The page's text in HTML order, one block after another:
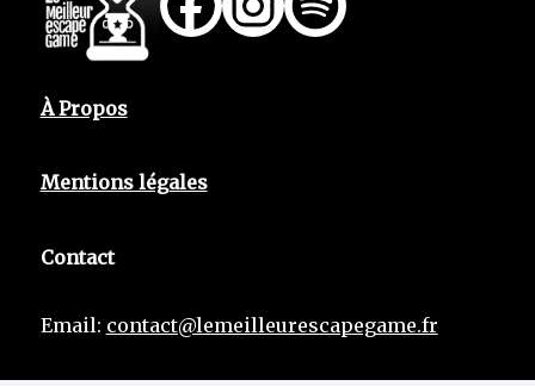
À Propos
Mentions légales
Contact
Email: contact@lemeilleurescapegame.fr